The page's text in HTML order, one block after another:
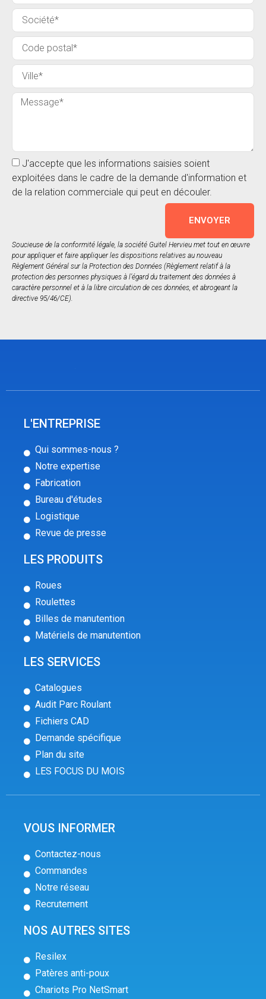
J'accepte que les informations saisies soient
exploitées dans le cadre de la demande d'information et
de la relation commerciale qui peut en découler.
ENVOYER
Soucieuse de la conformité légale, la société Guitel Hervieu met tout en œuvre
pour appliquer et faire appliquer les dispositions relatives au nouveau
Règlement Général sur la Protection des Données (Règlement relatif à la
protection des personnes physiques à l’égard du traitement des données à
caractère personnel et à la libre circulation de ces données, et abrogeant la
directive 95/46/CE).
L'ENTREPRISE
Qui sommes-nous ?
Notre expertise
Fabrication
Bureau d'études
Logistique
Revue de presse
LES PRODUITS
Roues
Roulettes
Billes de manutention
Matériels de manutention
LES SERVICES
Catalogues
Audit Parc Roulant
Fichiers CAD
Demande spécifique
Plan du site
LES FOCUS DU MOIS
VOUS INFORMER
Contactez-nous
Commandes
Notre réseau
Recrutement
NOS AUTRES SITES
Resilex
Patères anti-poux
Chariots Pro NetSmart